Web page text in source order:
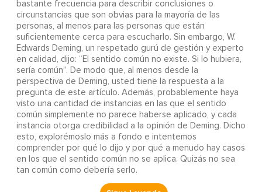
bastante frecuencia para describir conclusiones o
circunstancias que son obvias para la mayoría de las
personas, al menos para las personas que están
suficientemente cerca para escucharlo. Sin embargo, W.
Edwards Deming, un respetado gurú de gestión y experto
en calidad, dijo: “El sentido común no existe. Si lo hubiera,
sería común”. De modo que, al menos desde la
perspectiva de Deming, usted tiene la respuesta a la
pregunta de este artículo. Además, probablemente haya
visto una cantidad de instancias en las que el sentido
común simplemente no parece haberse aplicado, y cada
instancia otorga credibilidad a la opinión de Deming. Dicho
esto, explorémoslo más a fondo e intentemos
comprender por qué lo dijo y por qué a menudo hay casos
en los que el sentido común no se aplica. Quizás no sea
tan común como debería serlo.